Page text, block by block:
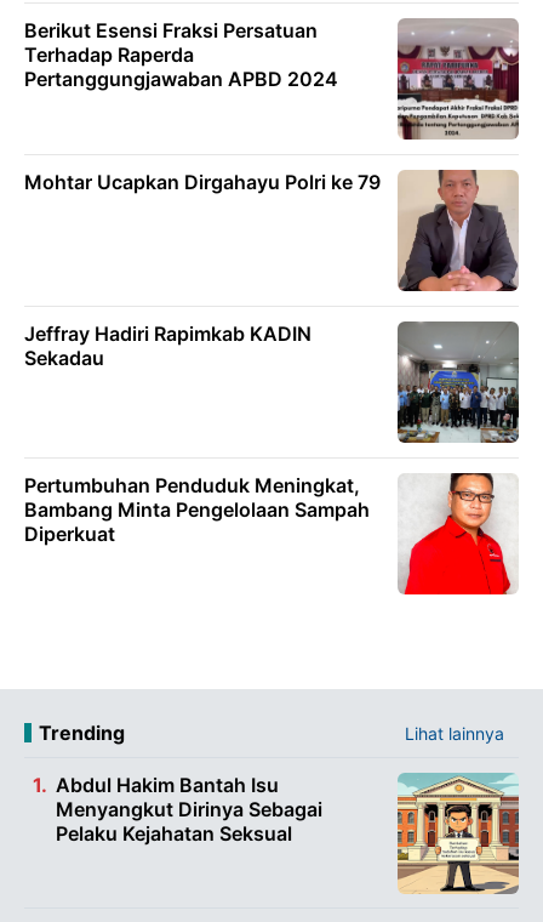
Berikut Esensi Fraksi Persatuan
Terhadap Raperda
Pertanggungjawaban APBD 2024
Mohtar Ucapkan Dirgahayu Polri ke 79
Jeffray Hadiri Rapimkab KADIN
Sekadau
Pertumbuhan Penduduk Meningkat,
Bambang Minta Pengelolaan Sampah
Diperkuat
Trending Lihat lainnya
Abdul Hakim Bantah Isu
Menyangkut Dirinya Sebagai
Pelaku Kejahatan Seksual